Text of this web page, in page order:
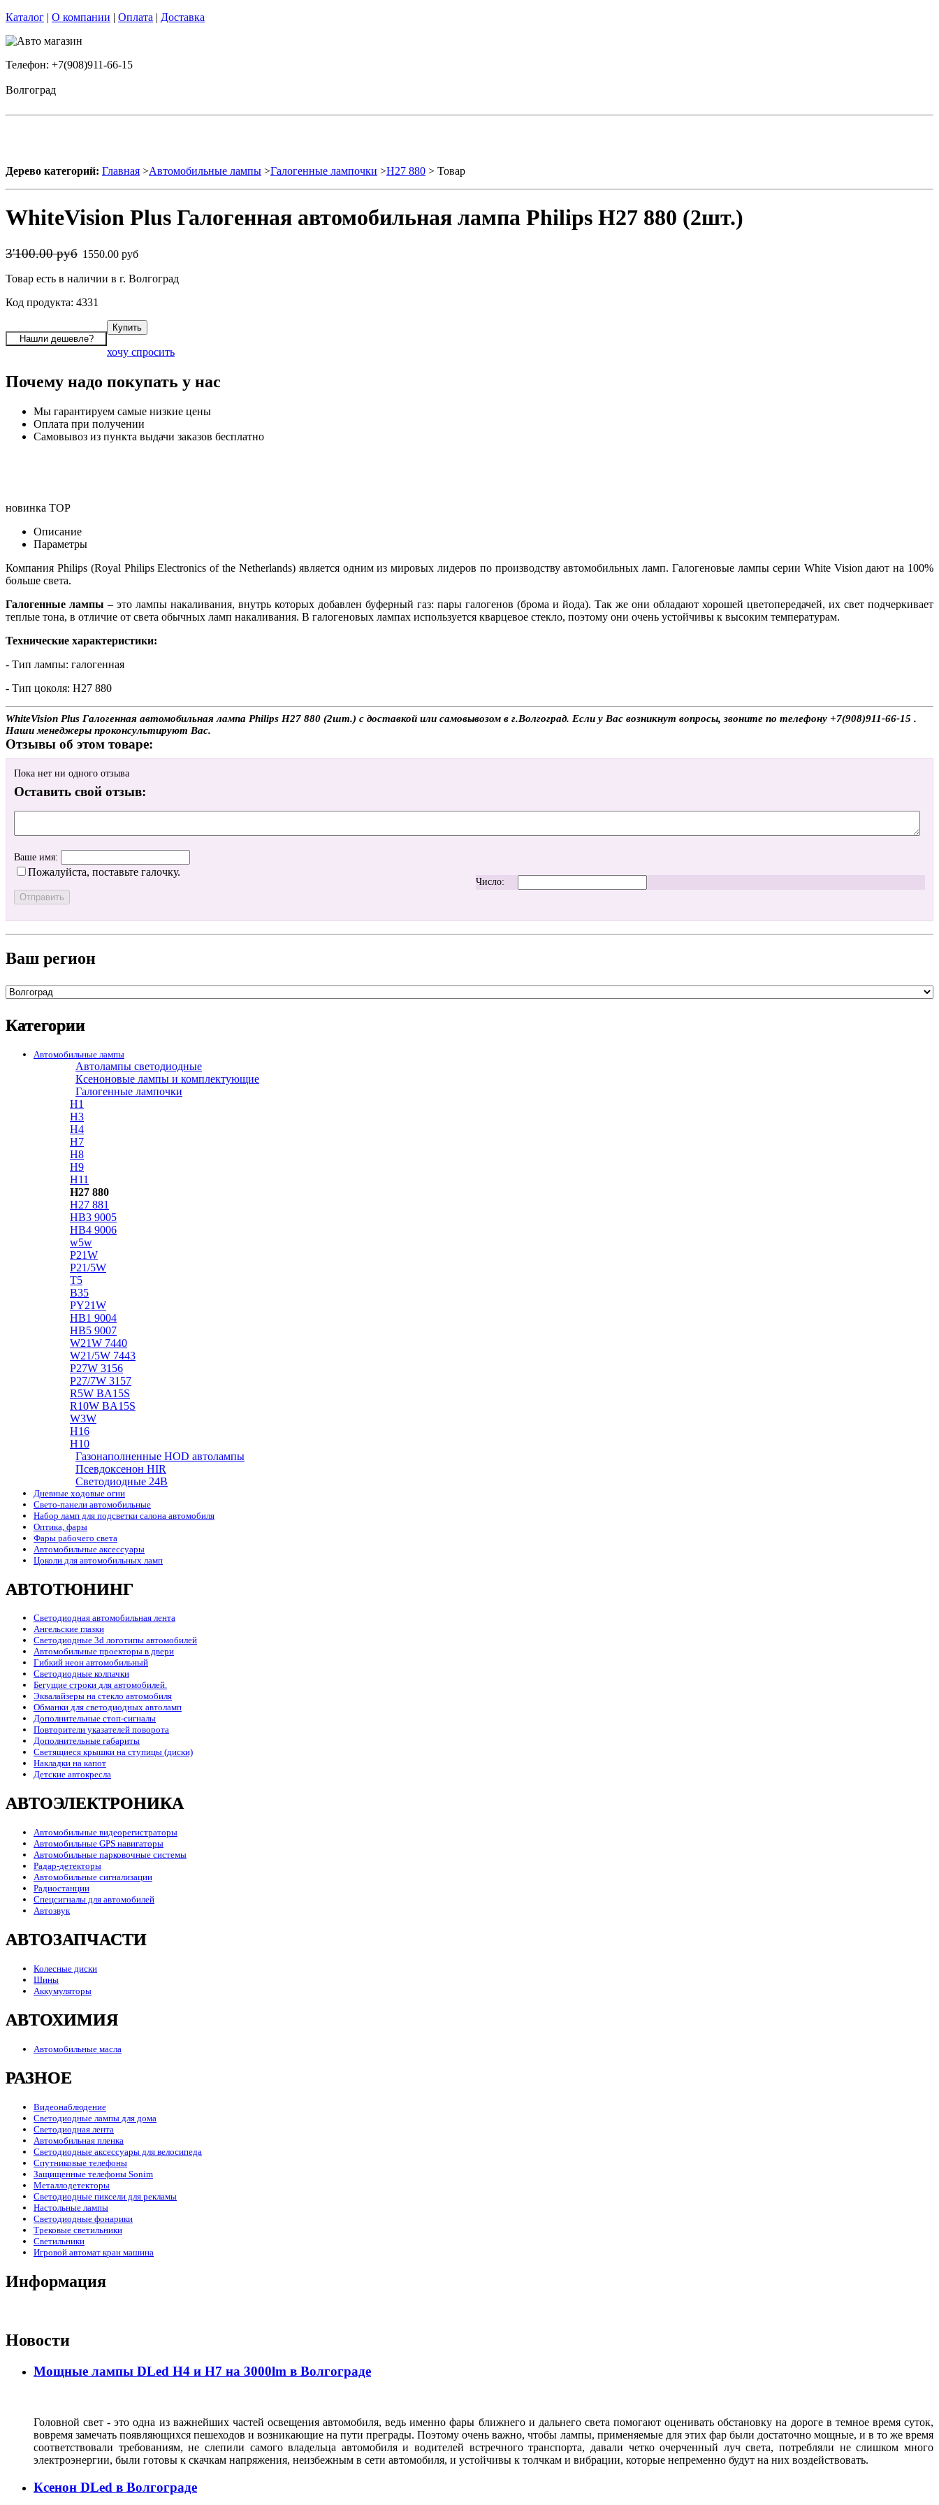
Каталог | О компании | Оплата | Доставка
Телефон: +7(908)911-66-15
Волгоград
Дерево категорий: Главная >Автомобильные лампы >Галогенные лампочки >H27 880 > Товар
WhiteVision Plus Галогенная автомобильная лампа Philips H27 880 (2шт.)
3'100.00 руб 1550.00 руб
Товар есть в наличии в г. Волгоград
Код продукта: 4331
хочу спросить
Почему надо покупать у нас
Мы гарантируем самые низкие цены
Оплата при получении
Самовывоз из пункта выдачи заказов бесплатно
новинка TOP
Описание
Параметры
Компания Philips (Royal Philips Electronics of the Netherlands) является одним из мировых лидеров по производству автомобильных ламп. Галогеновые лампы серии White Vision дают на 100%
больше света.
Галогенные лампы – это лампы накаливания, внутрь которых добавлен буферный газ: пары галогенов (брома и йода). Так же они обладают хорошей цветопередачей, их свет подчеркивает
теплые тона, в отличие от света обычных ламп накаливания. В галогеновых лампах используется кварцевое стекло, поэтому они очень устойчивы к высоким температурам.
Технические характеристики:
- Тип лампы: галогенная
- Тип цоколя: H27 880
WhiteVision Plus Галогенная автомобильная лампа Philips H27 880 (2шт.) с доставкой или самовывозом в г.Волгоград. Если у Вас возникнут вопросы, звоните по телефону +7(908)911-66-15 .
Наши менеджеры проконсультируют Вас.
Отзывы об этом товаре:
Пока нет ни одного отзыва
Оставить свой отзыв:
Ваше имя:
Пожалуйста, поставьте галочку.
Число:
Ваш регион
Категории
Автомобильные лампы
Автолампы светодиодные
Ксеноновые лампы и комплектующие
Галогенные лампочки
H1
H3
H4
H7
H8
H9
H11
H27 880
H27 881
HB3 9005
HB4 9006
w5w
P21W
P21/5W
T5
B35
PY21W
HB1 9004
HB5 9007
W21W 7440
W21/5W 7443
P27W 3156
P27/7W 3157
R5W BA15S
R10W BA15S
W3W
H16
H10
Газонаполненные HOD автолампы
Псевдоксенон HIR
Cветодиодные 24B
Дневные ходовые огни
Свето-панели автомобильные
Набор ламп для подсветки салона автомобиля
Оптика, фары
Фары рабочего света
Автомобильные аксессуары
Цоколи для автомобильных ламп
АВТОТЮНИНГ
Светодиодная автомобильная лента
Ангельские глазки
Светодиодные 3d логотипы автомобилей
Автомобильные проекторы в двери
Гибкий неон автомобильный
Светодиодные колпачки
Бегущие строки для автомобилей.
Эквалайзеры на стекло автомобиля
Обманки для светодиодных автоламп
Дополнительные стоп-сигналы
Повторители указателей поворота
Дополнительные габариты
Светящиеся крышки на ступицы (диски)
Накладки на капот
Детские автокресла
АВТОЭЛЕКТРОНИКА
Автомобильные видеорегистраторы
Автомобильные GPS навигаторы
Автомобильные парковочные системы
Радар-детекторы
Автомобильные сигнализации
Радиостанции
Спецсигналы для автомобилей
Автозвук
АВТОЗАПЧАСТИ
Колесные диски
Шины
Аккумуляторы
АВТОХИМИЯ
Автомобильные масла
РАЗНОЕ
Видеонаблюдение
Светодиодные лампы для дома
Светодиодная лента
Автомобильная пленка
Светодиодные аксессуары для велосипеда
Спутниковые телефоны
Защищенные телефоны Sonim
Металлодетекторы
Светодиодные пиксели для рекламы
Настольные лампы
Светодиодные фонарики
Трековые светильники
Светильники
Игровой автомат кран машина
Информация
Новости
Мощные лампы DLed H4 и H7 на 3000lm в Волгограде
Головной свет - это одна из важнейших частей освещения автомобиля, ведь именно фары ближнего и дальнего света помогают оценивать обстановку на дороге в темное время суток,
вовремя замечать появляющихся пешеходов и возникающие на пути преграды. Поэтому очень важно, чтобы лампы, применяемые для этих фар были достаточно мощные, и в то же время
соответствовали требованиям, не слепили самого владельца автомобиля и водителей встречного транспорта, давали четко очерченный луч света, потребляли не слишком много
электроэнергии, были готовы к скачкам напряжения, неизбежным в сети автомобиля, и устойчивы к толчкам и вибрации, которые непременно будут на них воздействовать.
Ксенон DLed в Волгограде